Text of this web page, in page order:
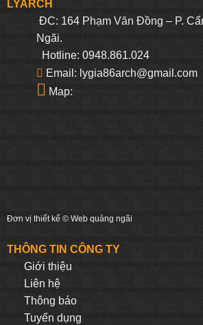
LYARCH
ĐC: 164 Phạm Văn Đồng – P.
Ngãi.
Hotline: 0948.861.024
Email: lygia86arch@gmail.com
Map:
Đơn vị thiết kế © Web quảng ngãi
THÔNG TIN CÔNG TY
Giới thiệu
Liên hệ
Thông báo
Tuyển dụng